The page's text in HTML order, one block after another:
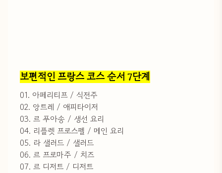
보편적인 프랑스 코스 순서 7단계
01. 아페리티프 / 식전주
02. 앙트레 / 애피타이저
03. 르 푸아송 / 생선 요리
04. 리플렛 프로스펠 / 메인 요리
05. 라 샐러드 / 샐러드
06. 르 프로마주 / 치즈
07. 르 디저트 / 디저트